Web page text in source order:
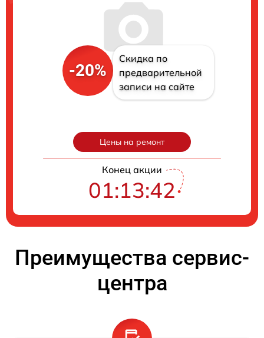
-20%
Скидка по
предварительной
записи на сайте
Цены на ремонт
Конец акции
01:13:41
Преимущества сервис-
центра